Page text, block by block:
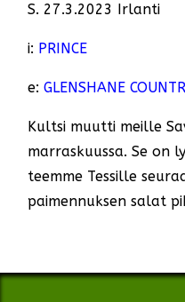
S. 27.3.2023 Irlanti
i: PRINCE
e:GLENSHANE
Kultsi muutti meille
marraskuussa. Se on
teemme Tessille
paimennuksen salat